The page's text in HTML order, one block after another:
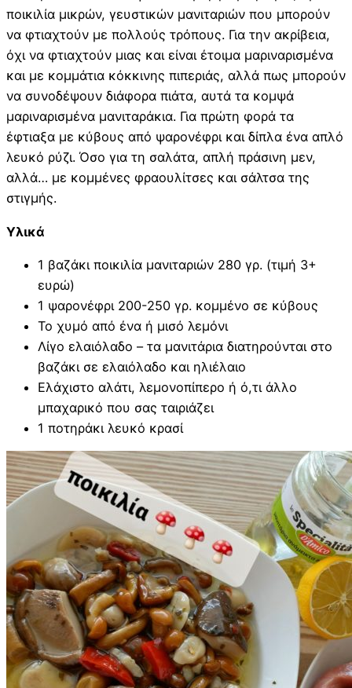
ποικιλία μικρών, γευστικών μανιταριών που μπορούν
να φτιαχτούν με πολλούς τρόπους. Για την ακρίβεια,
όχι να φτιαχτούν μιας και είναι έτοιμα μαριναρισμένα
και με κομμάτια κόκκινης πιπεριάς, αλλά πως μπορούν
να συνοδέψουν διάφορα πιάτα, αυτά τα κομψά
μαριναρισμένα μανιταράκια. Για πρώτη φορά τα
έφτιαξα με κύβους από ψαρονέφρι και δίπλα ένα απλό
λευκό ρύζι. Όσο για τη σαλάτα, απλή πράσινη μεν,
αλλά… με κομμένες φραουλίτσες και σάλτσα της
στιγμής.
Υλικά
1 βαζάκι ποικιλία μανιταριών 280 γρ. (τιμή 3+
ευρώ)
1 ψαρονέφρι 200-250 γρ. κομμένο σε κύβους
Το χυμό από ένα ή μισό λεμόνι
Λίγο ελαιόλαδο – τα μανιτάρια διατηρούνται στο
βαζάκι σε ελαιόλαδο και ηλιέλαιο
Ελάχιστο αλάτι, λεμονοπίπερο ή ό,τι άλλο
μπαχαρικό που σας ταιριάζει
1 ποτηράκι λευκό κρασί